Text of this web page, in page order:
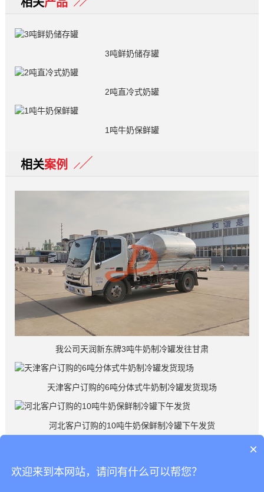
3吨鲜奶储存罐
2吨直冷式奶罐
1吨牛奶保鲜罐
相关案例
我公司天润新东牌3吨牛奶制冷罐发往甘肃
天津客户订购的6吨分体式牛奶制冷罐发货现场
河北客户订购的10吨牛奶保鲜制冷罐下午发货
×
欢迎来到本网站，请问有什么可以帮您？